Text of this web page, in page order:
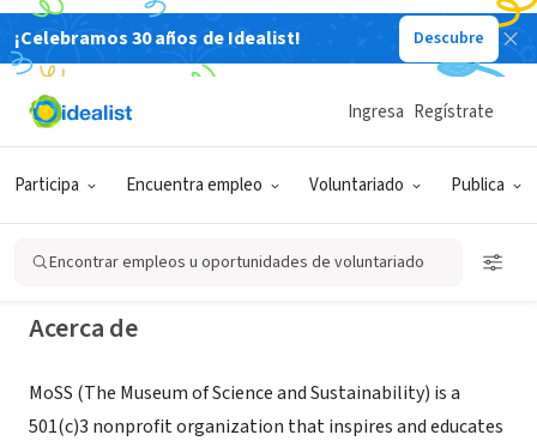
¡Celebramos 30 años de Idealist! Descubre
Participa Encuentra empleo Voluntariado Publica
Ingresa Regístrate
Encontrar empleos u oportunidades de voluntariado
ORGANIZACIÓN SIN FIN DE LUCRO
MoSS (Museum of Science and
Sustainability)
Mesa, AZ| thebigmoss.org
Acerca de
MoSS (The Museum of Science and Sustainability) is a
501(c)3 nonprofit organization that inspires and educates